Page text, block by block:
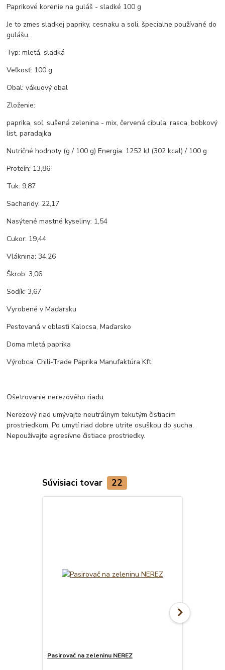
Paprikové korenie na guláš - sladké 100 g
Je to zmes sladkej papriky, cesnaku a soli, špecialne používané do
gulášu.
Typ: mletá, sladká
Veľkosť: 100 g
Obal: vákuový obal
Zloženie:
paprika, soľ, sušená zelenina - mix, červená cibuľa, rasca, bobkový
list, paradajka
Nutričné hodnoty (g / 100 g) Energia: 1252 kJ (302 kcal) / 100 g
Proteín: 13,86
Tuk: 9,87
Sacharidy: 22,17
Nasýtené mastné kyseliny: 1,54
Cukor: 19,44
Vláknina: 34,26
Škrob: 3,06
Sodík: 3,67
Vyrobené v Maďarsku
Pestovaná v oblasťi Kalocsa, Maďarsko
Doma mletá paprika
Výrobca: Chili-Trade Paprika Manufaktúra Kft.
Ošetrovanie nerezového riadu
Nerezový riad umývajte neutrálnym tekutým čistiacim
prostriedkom. Po umytí riad dobre utrite osuškou do sucha.
Nepoužívajte agresívne čistiace prostriedky.
Súvisiaci tovar 22
Pasirovač na zeleninu NEREZ